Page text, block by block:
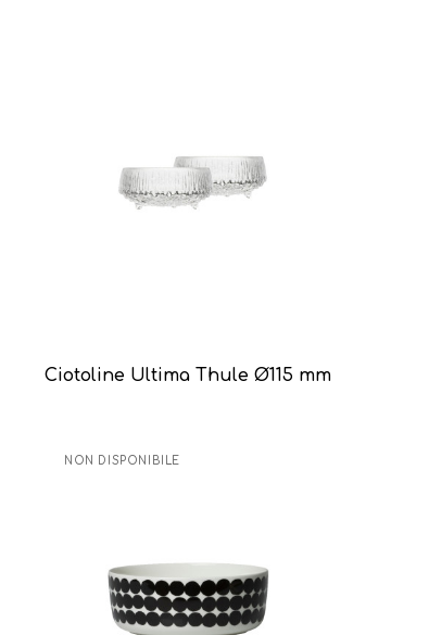
Ciotoline Ultima Thule Ø115 mm
NON DISPONIBILE